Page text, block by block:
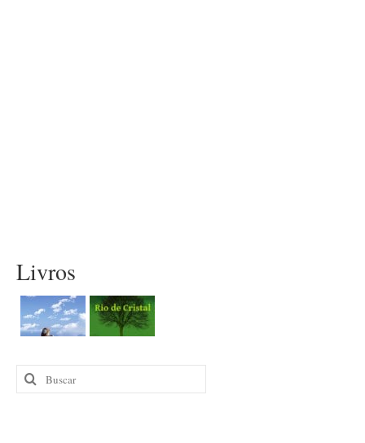
Livros
Buscar
por: